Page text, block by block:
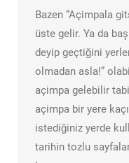
Bazen “Açimpala
üste gelir. Ya da
deyip geçtiğini
olmadan asla!”
açimpa gelebilir
açimpa bir yere
istediğiniz yerde
tarihin tozlu